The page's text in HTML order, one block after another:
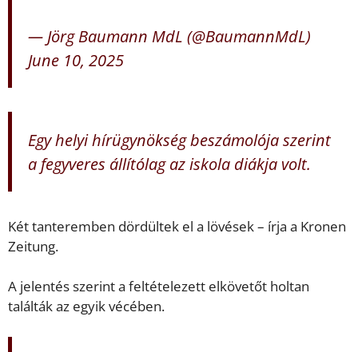
— Jörg Baumann MdL (@BaumannMdL)
June 10, 2025
Egy helyi hírügynökség beszámolója szerint
a fegyveres állítólag az iskola diákja volt.
Két tanteremben dördültek el a lövések – írja a Kronen
Zeitung.
A jelentés szerint a feltételezett elkövetőt holtan
találták az egyik vécében.